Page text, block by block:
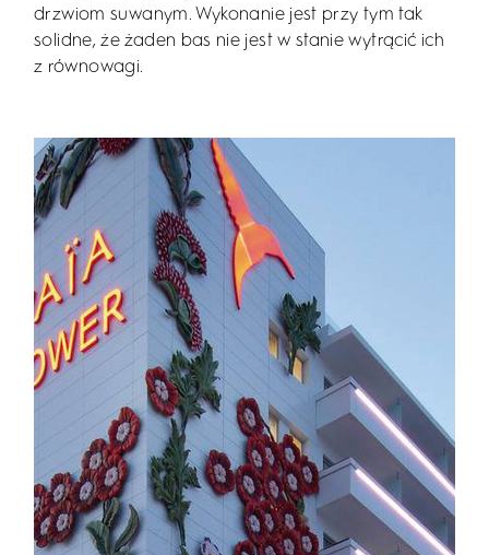
drzwiom suwanym. Wykonanie jest przy tym tak
solidne, że żaden bas nie jest w stanie wytrącić ich
z równowagi.